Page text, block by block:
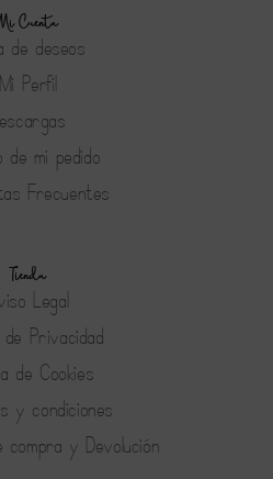
Cuenta
de deseos
Mi Perfil
de mi pedido
Frecuentes
Tienda
Legal
de Privacidad
de Cookies
y condiciones
compra y Devolución